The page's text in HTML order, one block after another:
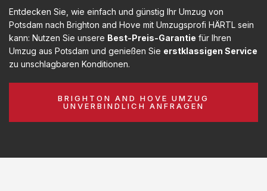
Entdecken Sie, wie einfach und günstig Ihr Umzug von
Potsdam nach Brighton and Hove mit Umzugsprofi HÄRTL sein
kann: Nutzen Sie unsere Best-Preis-Garantie für Ihren
Umzug aus Potsdam und genießen Sie erstklassigen Service
zu unschlagbaren Konditionen.
BRIGHTON AND HOVE UMZUG
UNVERBINDLICH ANFRAGEN